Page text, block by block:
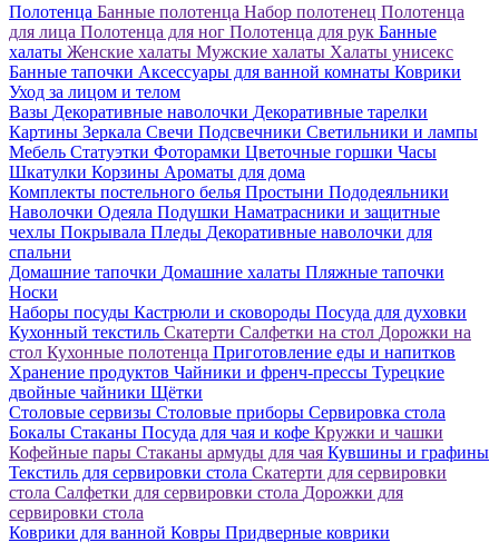
Полотенца Банные полотенца Набор полотенец Полотенца
для лица Полотенца для ног Полотенца для рук Банные
халаты Женские халаты Мужские халаты Халаты унисекс
Банные тапочки Аксессуары для ванной комнаты Коврики
Уход за лицом и телом
Вазы Декоративные наволочки Декоративные тарелки
Картины Зеркала Свечи Подсвечники Светильники и лампы
Мебель Статуэтки Фоторамки Цветочные горшки Часы
Шкатулки Корзины Ароматы для дома
Комплекты постельного белья Простыни Пододеяльники
Наволочки Одеяла Подушки Наматрасники и защитные
чехлы Покрывала Пледы Декоративные наволочки для
спальни
Домашние тапочки Домашние халаты Пляжные тапочки
Носки
Наборы посуды Кастрюли и сковороды Посуда для духовки
Кухонный текстиль Скатерти Салфетки на стол Дорожки на
стол Кухонные полотенца Приготовление еды и напитков
Хранение продуктов Чайники и френч-прессы Турецкие
двойные чайники Щётки
Столовые сервизы Столовые приборы Сервировка стола
Бокалы Стаканы Посуда для чая и кофе Кружки и чашки
Кофейные пары Стаканы армуды для чая Кувшины и графины
Текстиль для сервировки стола Скатерти для сервировки
стола Салфетки для сервировки стола Дорожки для
сервировки стола
Коврики для ванной Ковры Придверные коврики